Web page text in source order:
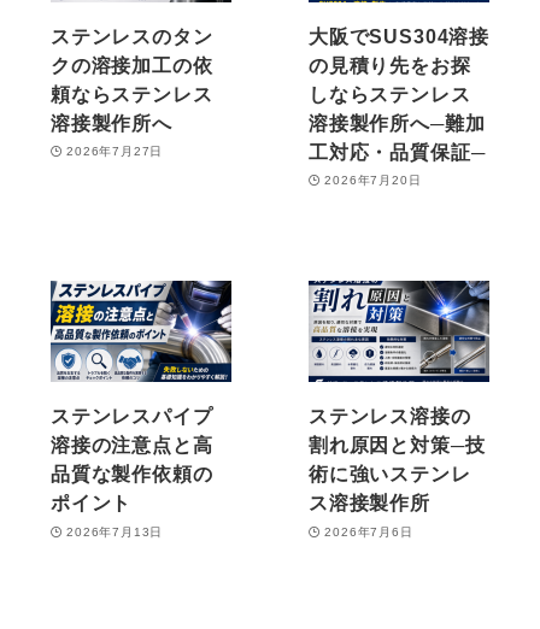
ステンレスのタン
クの溶接加工の依
頼ならステンレス
溶接製作所へ
2026年7月27日
大阪でSUS304溶接
の見積り先をお探
しならステンレス
溶接製作所へ─難加
工対応・品質保証─
2026年7月20日
ステンレスパイプ
溶接の注意点と高
品質な製作依頼の
ポイント
2026年7月13日
ステンレス溶接の
割れ原因と対策─技
術に強いステンレ
ス溶接製作所
2026年7月6日